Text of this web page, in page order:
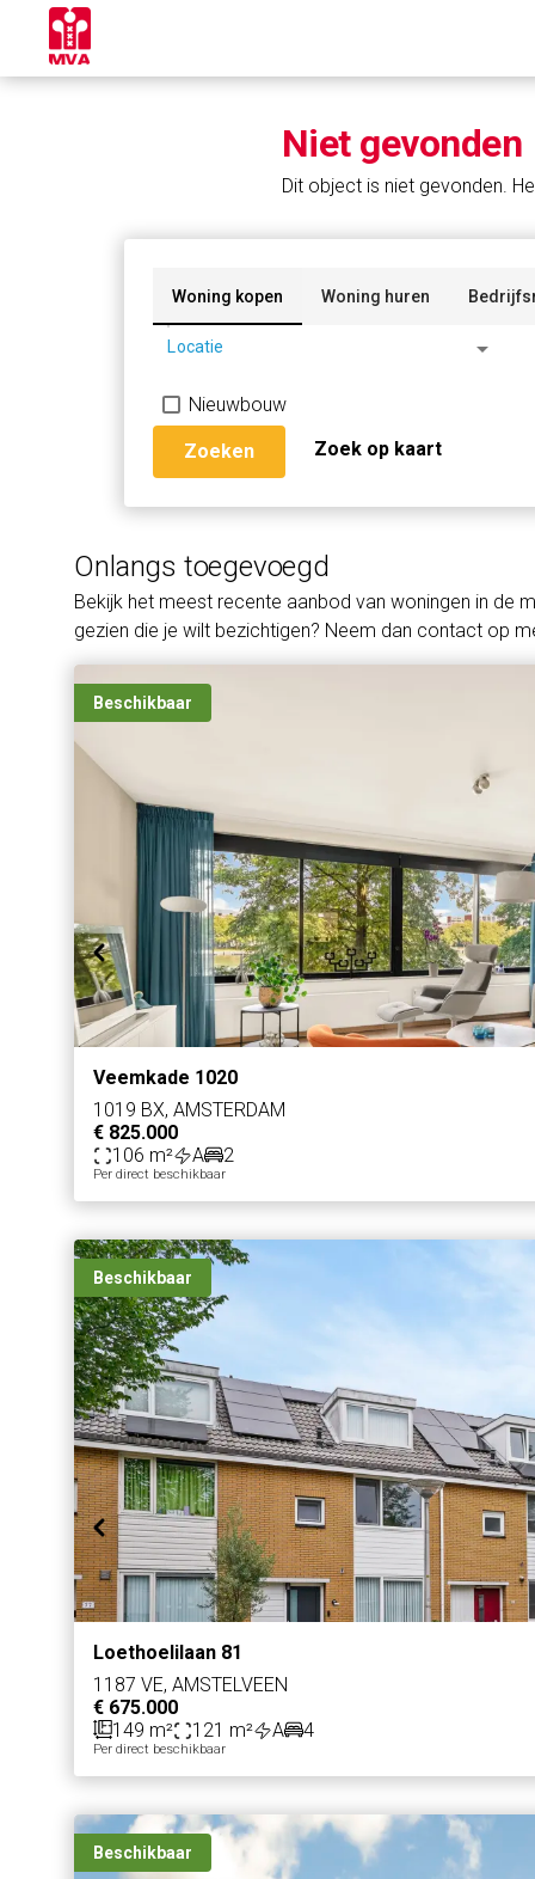
Niet gevonden
Dit object is niet gevonden.
Woning kopen Woning huren
Locatie arrow_drop_down
Nieuwbouw
Zoeken Zoek op kaart
Onlangs toegevoegd
Bekijk het meest recente aanbod van woningen in de
gezien die je wilt bezichtigen? Neem dan contact op
Beschikbaar
Veemkade 1020
1019 BX, AMSTERDAM
€ 825.000
106 m²
A 2
Per direct beschikbaar
Beschikbaar
Loethoelilaan 81
1187 VE, AMSTELVEEN
€ 675.000
149 m²
121 m² A 4
Per direct beschikbaar
Beschikbaar